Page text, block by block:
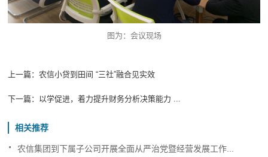
图为：会议现场
上一篇：农信小贷到田间 “三社”融合见实效
下一篇： 以学促进，着力提升财务分析决策能力 ...
相关推荐
农信集团到下属子公司开展全面从严治党暨经营发展工作...
.